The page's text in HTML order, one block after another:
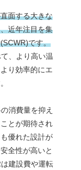
面する大きな
近年注目を集
です。
、より高い温
り効率的にエ
消費量を抑え
とが期待され
優れた設計が
全性が高いと
建設費や運転